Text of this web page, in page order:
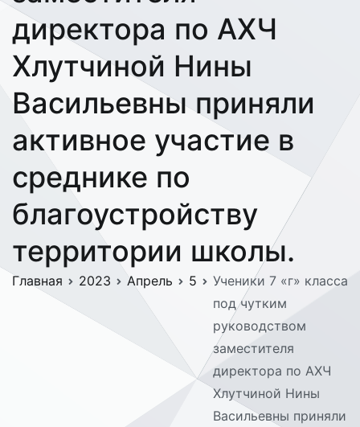
директора по АХЧ
Хлутчиной Нины
Васильевны приняли
активное участие в
среднике по
благоустройству
территории школы.
Главная 2023 Апрель 5
Ученики 7 «г» класса
под чутким
руководством
заместителя
директора по АХЧ
Хлутчиной Нины
Васильевны приняли